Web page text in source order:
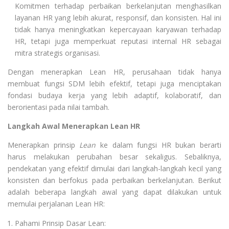
Komitmen terhadap perbaikan berkelanjutan menghasilkan
layanan HR yang lebih akurat, responsif, dan konsisten. Hal ini
tidak hanya meningkatkan kepercayaan karyawan terhadap
HR, tetapi juga memperkuat reputasi internal HR sebagai
mitra strategis organisasi.
Dengan menerapkan Lean HR, perusahaan tidak hanya
membuat fungsi SDM lebih efektif, tetapi juga menciptakan
fondasi budaya kerja yang lebih adaptif, kolaboratif, dan
berorientasi pada nilai tambah.
Langkah Awal Menerapkan Lean HR
Menerapkan prinsip Lean ke dalam fungsi HR bukan berarti
harus melakukan perubahan besar sekaligus. Sebaliknya,
pendekatan yang efektif dimulai dari langkah-langkah kecil yang
konsisten dan berfokus pada perbaikan berkelanjutan. Berikut
adalah beberapa langkah awal yang dapat dilakukan untuk
memulai perjalanan Lean HR:
Pahami Prinsip Dasar Lean: